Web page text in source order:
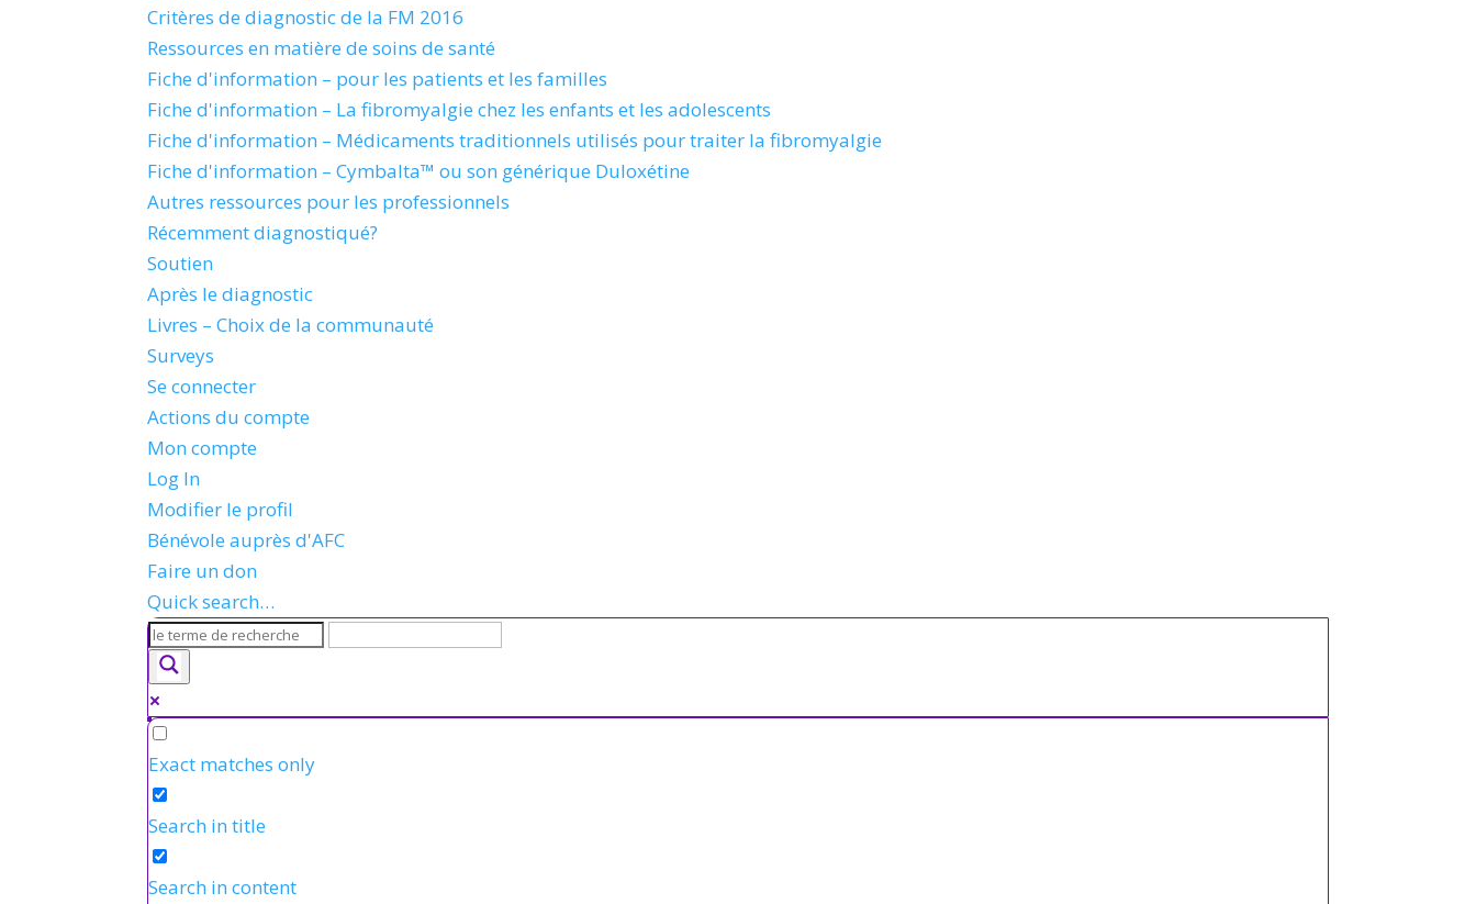
Critères de diagnostic de la FM 2016
Ressources en matière de soins de santé
Fiche d'information – pour les patients et les familles
Fiche d'information – La fibromyalgie chez les enfants et les adolescents
Fiche d'information – Médicaments traditionnels utilisés pour traiter la fibromyalgie
Fiche d'information – Cymbalta™ ou son générique Duloxétine
Autres ressources pour les professionnels
Récemment diagnostiqué?
Soutien
Après le diagnostic
Livres – Choix de la communauté
Surveys
Se connecter
Actions du compte
Mon compte
Log In
Modifier le profil
Bénévole auprès d'AFC
Faire un don
Quick search…
Exact matches only
Search in title
Search in content